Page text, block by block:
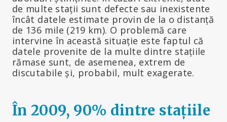
de multe stații sunt defecte sau inexistente
încât datele estimate provin de la o distanță
de 136 mile (219 km). O problemă care
intervine în această situație este faptul că
datele provenite de la multe dintre stațiile
rămase sunt, de asemenea, extrem de
discutabile și, probabil, mult exagerate.
În 2009, 90% dintre stațiile